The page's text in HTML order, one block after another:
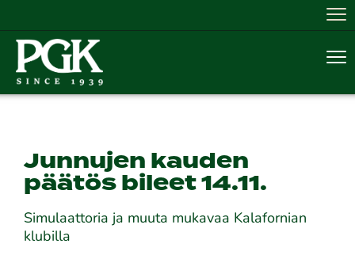
Junnujen kauden
päätös bileet 14.11.
Simulaattoria ja muuta mukavaa Kalafornian
klubilla